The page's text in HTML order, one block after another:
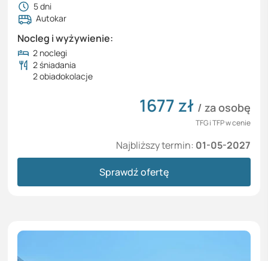
5dni
Autokar
Nocleg i wyżywienie:
2 noclegi
2 śniadania
2 obiadokolacje
1677zł / za osobę
TFG i TFP w cenie
Najbliższy termin: 01-05-2027
Sprawdź ofertę